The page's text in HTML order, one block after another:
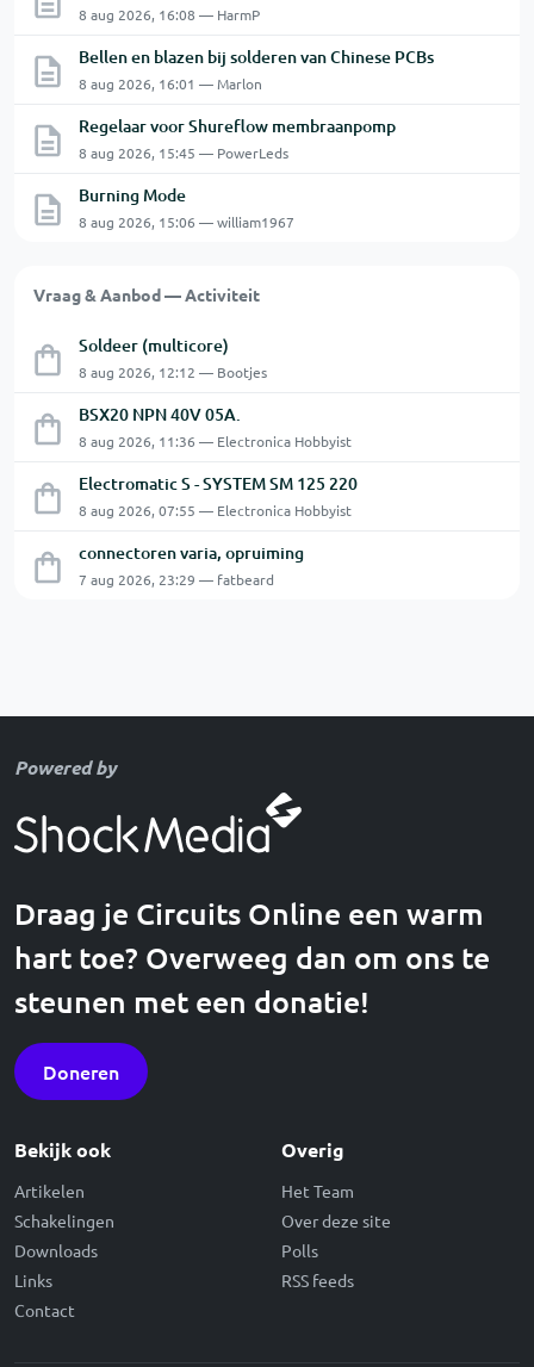
8 aug 2026, 16:08 — HarmP
Bellen en blazen bij solderen van Chinese PCBs
8 aug 2026, 16:01 — Marlon
Regelaar voor Shureflow membraanpomp
8 aug 2026, 15:45 — PowerLeds
Burning Mode
8 aug 2026, 15:06 — william1967
Vraag & Aanbod — Activiteit
Soldeer (multicore)
8 aug 2026, 12:12 — Bootjes
BSX20 NPN 40V 05A.
8 aug 2026, 11:36 — Electronica Hobbyist
Electromatic S - SYSTEM SM 125 220
8 aug 2026, 07:55 — Electronica Hobbyist
connectoren varia, opruiming
7 aug 2026, 23:29 — fatbeard
Powered by
Draag je Circuits Online een warm
hart toe? Overweeg dan om ons te
steunen met een donatie!
Doneren
Bekijk ook
Artikelen
Schakelingen
Downloads
Links
Contact
Overig
Het Team
Over deze site
Polls
RSS feeds